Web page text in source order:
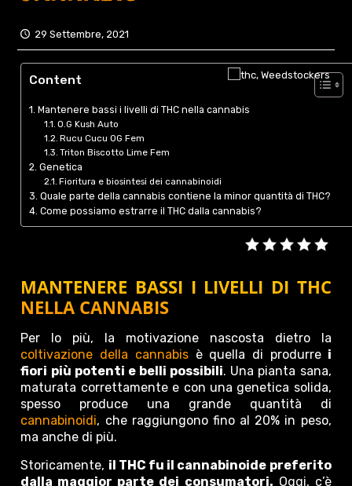
29 Settembre, 2021
Content
Mantenere bassi i livelli di THC nella cannabis
O.G Kush Auto
Rucu Cucu OG Fem
Triton Biscotto Lime Fem
Genetica
Fioritura e biosintesi dei cannabinoidi
Quale parte della cannabis contiene la minor quantità di THC?
Come possiamo estrarre il THC dalla cannabis?
MANTENERE BASSI I LIVELLI DI THC
NELLA CANNABIS
Per lo più, la motivazione nascosta dietro la
coltivazione della cannabisè quella di produrrei
fiori più potenti e belli possibili. Una pianta sana,
maturata correttamente e con una genetica solida,
spesso produce una grande quantità di
cannabinoidi, che raggiungono fino al 20% in peso,
ma anche di più.
Storicamente, il THC fu il cannabinoide preferito
dalla maggior parte dei consumatori. Oggi, c’è